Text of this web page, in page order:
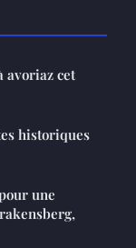
avoriaz cet
historiques
une